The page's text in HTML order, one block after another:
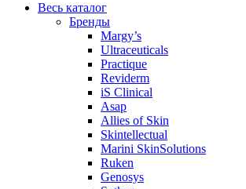
Весь каталог
Бренды
Margy’s
Ultraceuticals
Practique
Reviderm
iS Clinical
Asap
Allies of Skin
Skintellectual
Marini SkinSolutions
Ruken
Genosys